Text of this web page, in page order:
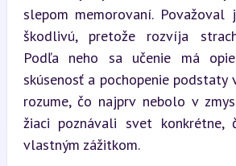
slepom memorovaní. Považoval
škodlivú, pretože rozvíja
Podľa neho sa učenie má
skúsenosť a pochopenie podstaty
rozume, čo najprv nebolo v
žiaci poznávali svet konkrétne,
vlastným zážitkom.